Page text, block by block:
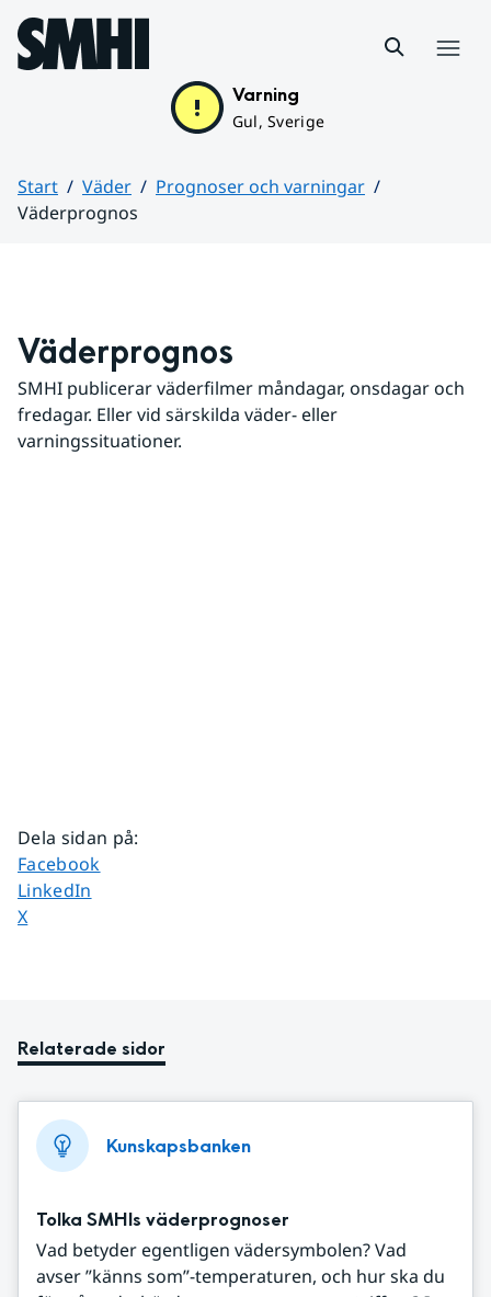
Hoppa till sidans innehåll
Varning
Gul, Sverige
Start Väder
Prognoser och varningar
Väderprognos
Väderprognos
SMHI publicerar väderfilmer måndagar, onsdagar och
fredagar. Eller vid särskilda väder- eller
varningssituationer.
Dela sidan på:
Dela sidan på
Facebook
Dela sidan på
LinkedIn
Dela sidan på
X
Relaterade sidor
Kunskapsbanken
Tolka SMHIs väderprognoser
Vad betyder egentligen vädersymbolen? Vad
avser ”känns som”-temperaturen, och hur ska du